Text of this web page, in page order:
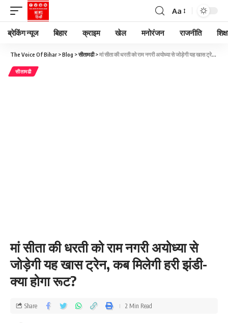
Aa
ब्रेकिंग न्यूज बिहार क्राइम खेल मनोरंजन राजनीति
The Voice Of Bihar >Blog >सीतामढी>मां सीता की धरती को राम नगरी अयोध्या से जोड़ेगी यह खास ट्रेन, कब मिलेगी हरी झंडी-क्या होगा रूट?
सीतामढी
मां सीता की धरती को राम नगरी अयोध्या से
जोड़ेगी यह खास ट्रेन, कब मिलेगी हरी झंडी-
क्या होगा रूट?
Share 2 Min Read